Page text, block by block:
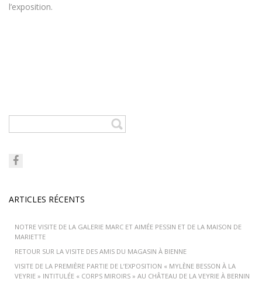
l’exposition.
ARTICLES RÉCENTS
NOTRE VISITE DE LA GALERIE MARC ET AIMÉE PESSIN ET DE LA MAISON DE
MARIETTE
RETOUR SUR LA VISITE DES AMIS DU MAGASIN À BIENNE
VISITE DE LA PREMIÈRE PARTIE DE L’EXPOSITION « MYLÈNE BESSON À LA
VEYRIE » INTITULÉE « CORPS MIROIRS » AU CHÂTEAU DE LA VEYRIE À BERNIN